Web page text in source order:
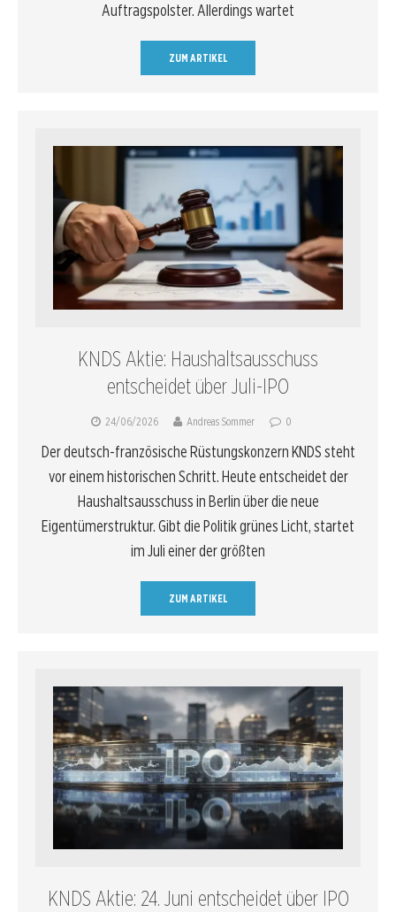
Auftragspolster. Allerdings wartet
ZUM ARTIKEL
KNDS Aktie: Haushaltsausschuss
entscheidet über Juli-IPO
24/06/2026 Andreas Sommer 0
Der deutsch-französische Rüstungskonzern KNDS steht
vor einem historischen Schritt. Heute entscheidet der
Haushaltsausschuss in Berlin über die neue
Eigentümerstruktur. Gibt die Politik grünes Licht, startet
im Juli einer der größten
ZUM ARTIKEL
KNDS Aktie: 24. Juni entscheidet über IPO